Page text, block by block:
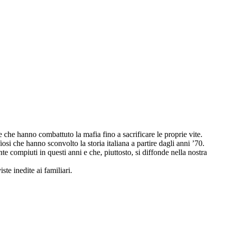
hanno combattuto la mafia fino a sacrificare le proprie vite.
che hanno sconvolto la storia italiana a partire dagli anni ’70.
compiuti in questi anni e che, piuttosto, si diffonde nella nostra
inedite ai familiari.